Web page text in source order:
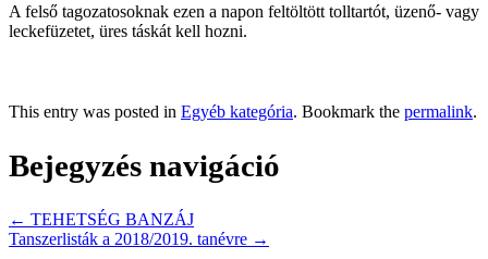
A felső tagozatosoknak ezen a napon feltöltött tolltartót, üzenő- vagy
leckefüzetet, üres táskát kell hozni.
This entry was posted in Egyéb kategória. Bookmark the permalink.
Bejegyzés navigáció
← TEHETSÉG BANZÁJ
Tanszerlisták a 2018/2019. tanévre →